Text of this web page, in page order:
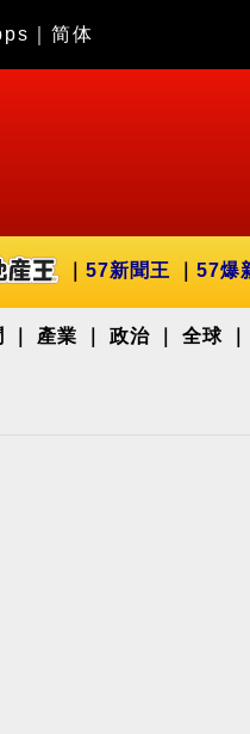
简体
57新聞王 57爆
產業 政治 全球